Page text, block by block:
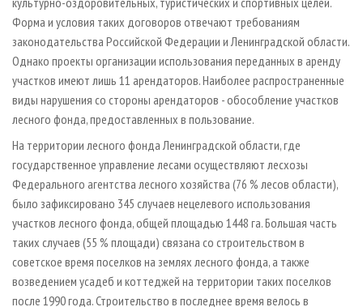
Форма и условия таких договоров отвечают требованиям
законодательства Российской Федерации и Ленинградской области.
Однако проекты организации использования переданных в аренду
участков имеют лишь 11 арендаторов. Наиболее распространенные
виды нарушения со стороны арендаторов - обособление участков
лесного фонда, предоставленных в пользование.
На территории лесного фонда Ленинградской области, где
государственное управление лесами осуществляют лесхозы
Федерального агентства лесного хозяйства (76 % лесов области),
было зафиксировано 345 случаев нецелевого использования
участков лесного фонда, общей площадью 1448 га. Большая часть
таких случаев (55 % площади) связана со строительством в
советское время поселков на землях лесного фонда, а также
возведением усадеб и коттеджей на территории таких поселков
после 1990 года. Строительство в последнее время велось в